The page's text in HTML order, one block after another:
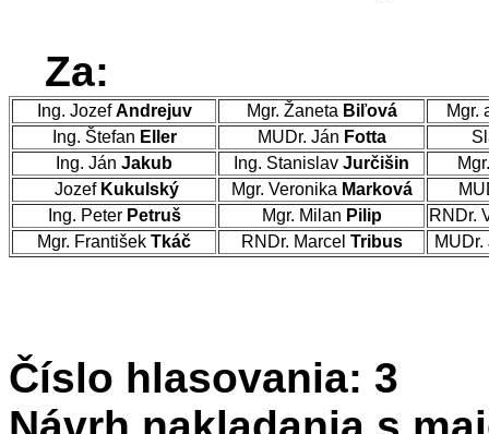
Za:
Ing. JozefAndrejuv Mgr. Žaneta Biľová
Mgr.
Ing. Štefan Eller MUDr. Ján Fotta
Ing. Ján Jakub Ing. Stanislav Jurčišin
Jozef Kukulský Mgr. Veronika Marková
Ing. Peter Petruš Mgr. Milan Pilip
RNDr.
Mgr. František Tkáč RNDr. Marcel Tribus
Číslo hlasovania: 3